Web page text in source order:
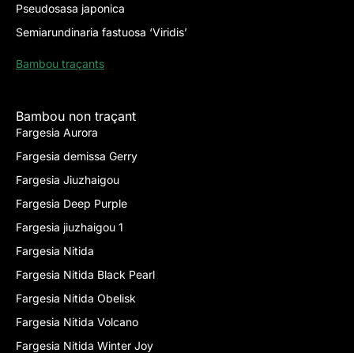
Pseudosasa japonica
Semiarundinaria fastuosa ‘Viridis’
Bambou traçants
Bambou non traçant
Fargesia Aurora
Fargesia demissa Gerry
Fargesia Jiuzhaigou
Fargesia Deep Purple
Fargesia jiuzhaigou 1
Fargesia Nitida
Fargesia Nitida Black Pearl
Fargesia Nitida Obelisk
Fargesia Nitida Volcano
Fargesia Nitida Winter Joy